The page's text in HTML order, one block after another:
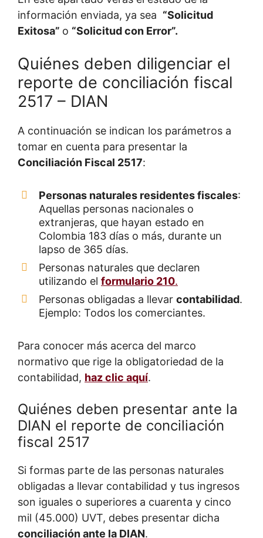
información enviada, ya sea “Solicitud
Exitosa” o “Solicitud con Error”.
Quiénes deben diligenciar el
reporte de conciliación fiscal
2517 – DIAN
A continuación se indican los parámetros a
tomar en cuenta para presentar la
Conciliación Fiscal 2517:
Personas naturales residentes fiscales:
Aquellas personas nacionales o
extranjeras, que hayan estado en
Colombia 183 días o más, durante un
lapso de 365 días.
Personas naturales que declaren
utilizando el formulario 210.
Personas obligadas a llevar contabilidad.
Ejemplo: Todos los comerciantes.
Para conocer más acerca del marco
normativo que rige la obligatoriedad de la
contabilidad, haz clic aquí.
Quiénes deben presentar ante la
DIAN el reporte de conciliación
fiscal 2517
Si formas parte de las personas naturales
obligadas a llevar contabilidad y tus ingresos
son iguales o superiores a cuarenta y cinco
mil (45.000) UVT, debes presentar dicha
conciliación ante la DIAN.